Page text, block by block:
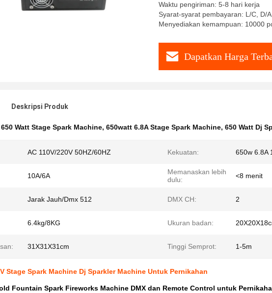
Waktu pengiriman: 5-8 hari kerja
Syarat-syarat pembayaran: L/C, D/
Menyediakan kemampuan: 10000
Dapatkan Harga
Deskripsi Produk
Watt Stage Spark Machine, 650watt 6.8A Stage Spark Machine, 650 Watt Dj
AC 110V/220V 50HZ/60HZ Kekuatan: 650w 6.8A
10A/6A
Memanaskan lebih
dulu:
<8 menit
Jarak Jauh/Dmx 512 DMX CH: 2
6.4kg/8KG Ukuran badan:
31X31X31cm Tinggi Semprot: 1-5m
Stage Spark Machine Dj Sparkler Machine Untuk Pernikahan
Fountain Spark Fireworks Machine DMX dan Remote Control untuk